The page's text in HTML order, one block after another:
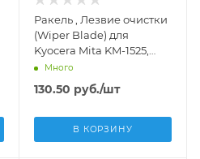
Ракель , Лезвие очистки
(Wiper Blade) для
Kyocera Mita KM-1525,
KM-1530, KM-2030 (DV
2AV93060/2AV18030
Много
130.50 руб./шт
В КОРЗИНУ